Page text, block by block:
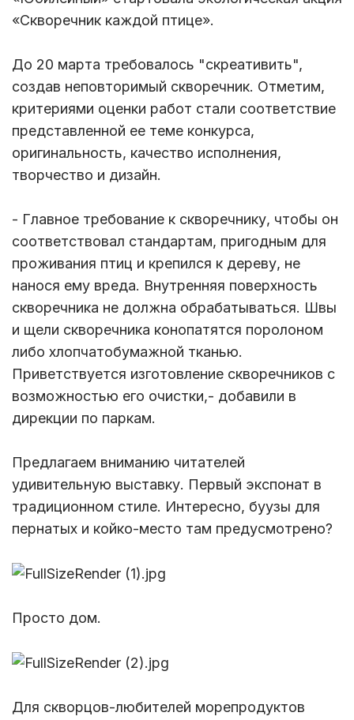
«Скворечник каждой птице».
До 20 марта требовалось "скреативить",
создав неповторимый скворечник. Отметим,
критериями оценки работ стали соответствие
представленной ее теме конкурса,
оригинальность, качество исполнения,
творчество и дизайн.
- Главное требование к скворечнику, чтобы он
соответствовал стандартам, пригодным для
проживания птиц и крепился к дереву, не
нанося ему вреда. Внутренняя поверхность
скворечника не должна обрабатываться. Швы
и щели скворечника конопатятся поролоном
либо хлопчатобумажной тканью.
Приветствуется изготовление скворечников с
возможностью его очистки,- добавили в
дирекции по паркам.
Предлагаем вниманию читателей
удивительную выставку. Первый экспонат в
традиционном стиле. Интересно, буузы для
пернатых и койко-место там предусмотрено?
Просто дом.
Для скворцов-любителей морепродуктов